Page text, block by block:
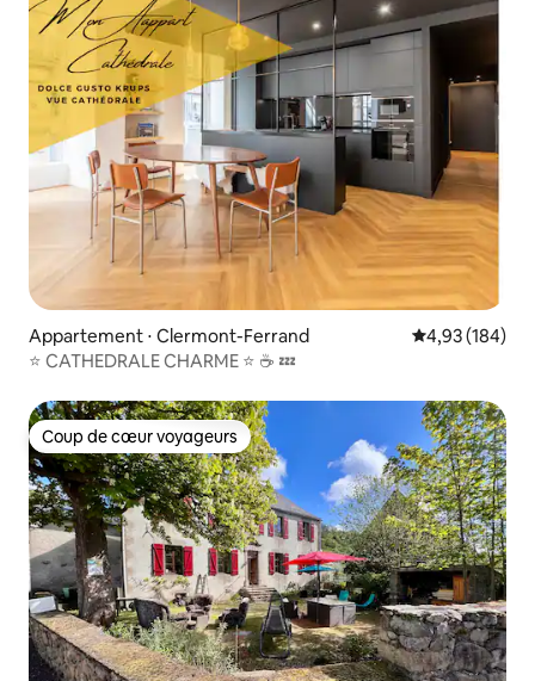
Appartement ⋅ Clermont-Ferrand Évaluation
4,93 (184)
⭐ CATHEDRALE CHARME ⭐ ☕ 💤
Coup de cœur voyageurs
Coup de cœur voyageurs